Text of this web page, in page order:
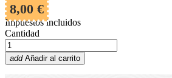
8,00 €
Impuestos incluidos
Cantidad
add Añadir al carrito